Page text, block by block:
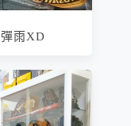
雨XD